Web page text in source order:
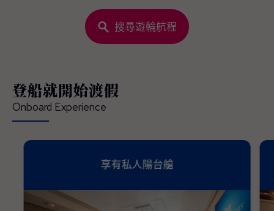
搜尋遊輪航程
登船就開始渡假
Onboard Experience
享有私人陽台艙